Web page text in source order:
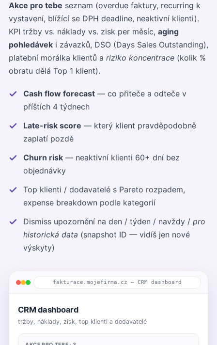
Akce pro tebe seznam (overdue faktury, recurring k
vystavení, blížící se DPH deadline, neaktivní klienti).
KPI tržby vs. náklady vs. zisk per měsíc, aging
pohledávek i závazků, DSO (Days Sales Outstanding),
platební morálka klientů a riziko koncentrace (kolik %
obratu dělá Top 1 klient).
Cash flow forecast — co přiteče a odteče v
příštích 4 týdnech
Late-risk score — který klient pravděpodobně
zaplatí pozdě
Churn risk — neaktivní klienti 60+ dní bez
objednávky
Top klienti / dodavatelé s Pareto rozpadem,
expense breakdown podle kategorií
Dismiss upozornění na den / týden / navždy / pro
historická data (snapshot ID — vidíš jen nové
výskyty)
fakturace.mojefirma.cz — CRM dashboard
CRM dashboard
tržby, náklady, zisk, top klienti a dodavatelé